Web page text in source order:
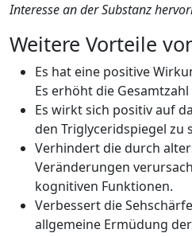
Interesse an der Substanz
Weitere Vorteile
Es hat eine positive
Es erhöht die Gesamtzahl
Es wirkt sich positiv auf
den Triglyceridspiegel zu
Verhindert die durch
Veränderungen
kognitiven Funktionen.
Verbessert die
allgemeine Ermüdung